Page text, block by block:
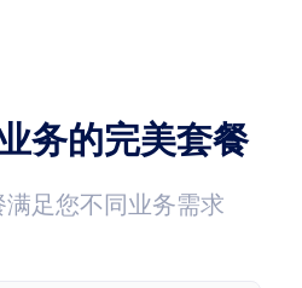
务的完美套餐
足您不同业务需求